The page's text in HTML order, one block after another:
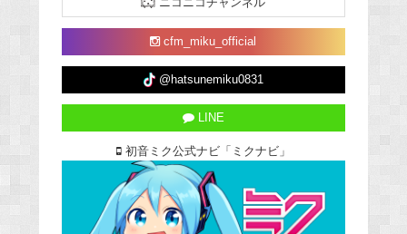
cfm_miku_official
@hatsunemiku0831
LINE
初音ミク公式ナビ「ミクナビ」